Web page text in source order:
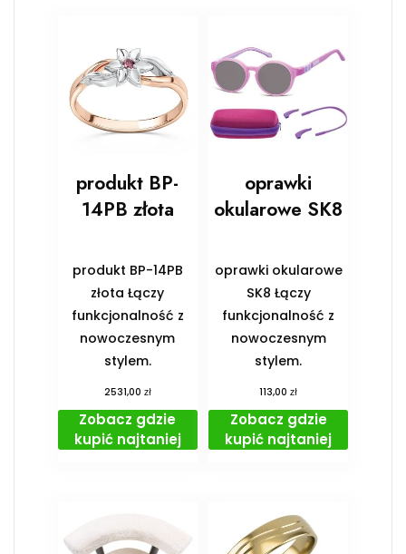
produkt BP-
14PB złota
produkt BP-14PB
złota Łączy
funkcjonalność z
nowoczesnym
stylem.
2531,00 zł
Zobacz gdzie
kupić najtaniej
oprawki
okularowe SK8
oprawki okularowe
SK8 Łączy
funkcjonalność z
nowoczesnym
stylem.
113,00zł
Zobacz gdzie
kupić najtaniej